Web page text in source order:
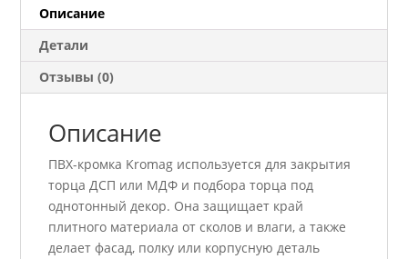
Описание
Детали
Отзывы (0)
Описание
ПВХ-кромка Kromag используется для закрытия
торца ДСП или МДФ и подбора торца под
однотонный декор. Она защищает край
плитного материала от сколов и влаги, а также
делает фасад, полку или корпусную деталь